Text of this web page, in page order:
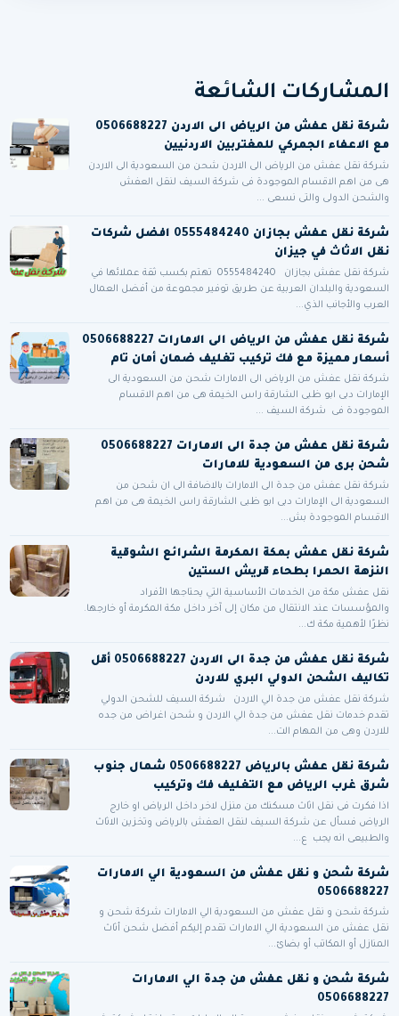
المشاركات الشائعة
شركة نقل عفش من الرياض الى الاردن 0506688227
مع الاعفاء الجمركي للمغتربين الاردنيين
شركة نقل عفش من الرياض الى الاردن شحن من السعودية الى الاردن
هى من اهم الاقسام الموجودة فى شركة السيف لنقل العفش
والشحن الدولى والتى نسعى ...
شركة نقل عفش بجازان 0555484240 افضل شركات
نقل الاثاث في جيزان
شركة نقل عفش بجازان 0555484240 تهتم بكسب ثقة عملائها في
السعودية والبلدان العربية عن طريق توفير مجموعة من أفضل العمال
العرب والأجانب الذي...
شركة نقل عفش من الرياض الى الامارات 0506688227
أسعار مميزة مع فك تركيب تغليف ضمان أمان تام
شركة نقل عفش من الرياض الى الامارات شحن من السعودية الى
الإمارات دبى ابو ظبى الشارقة راس الخيمة هى من اهم الاقسام
الموجودة فى شركة السيف ...
شركة نقل عفش من جدة الى الامارات 0506688227
شحن برى من السعودية للامارات
شركة نقل عفش من جدة الى الامارات بالاضافة الى ان شحن من
السعودية الى الإمارات دبى ابو ظبى الشارقة راس الخيمة هى من اهم
الاقسام الموجودة بش...
شركة نقل عفش بمكة المكرمة الشرائع الشوقية
النزهة الحمرا بطحاء قريش الستين
نقل عفش مكة من الخدمات الأساسية التي يحتاجها الأفراد
والمؤسسات عند الانتقال من مكان إلى آخر داخل مكة المكرمة أو خارجها.
نظرًا لأهمية مكة ك...
شركة نقل عفش من جدة الى الاردن 0506688227 أقل
تكاليف الشحن الدولي البري للاردن
شركة نقل عفش من جدة الي الاردن شركة السيف للشحن الدولي
تقدم خدمات نقل عفش من جدة الي الاردن و شحن اغراض من جده
للاردن وهى من المهام الت...
شركة نقل عفش بالرياض 0506688227 شمال جنوب
شرق غرب الرياض مع التغليف فك وتركيب
اذا فكرت فى نقل اثاث مسكنك من منزل لاخر داخل الرياض او خارج
الرياض فسأل عن شركة السيف لنقل العفش بالرياض وتخزين الاثاث
والطبيعى انه يجب ع...
شركة شحن و نقل عفش من السعودية الي الامارات
0506688227
شركة شحن و نقل عفش من السعودية الي الامارات شركة شحن و
نقل عفش من السعودية الي الامارات تقدم إليكم أفضل شحن أثاث
المنازل أو المكاتب أو بضائ...
شركة شحن و نقل عفش من جدة الي الامارات
0506688227